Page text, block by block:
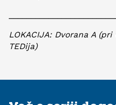
LOKACIJA: Dvorana A
TEDija)